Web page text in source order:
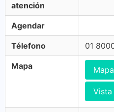
atención
Agendar
Télefono 01
Mapa Mapa